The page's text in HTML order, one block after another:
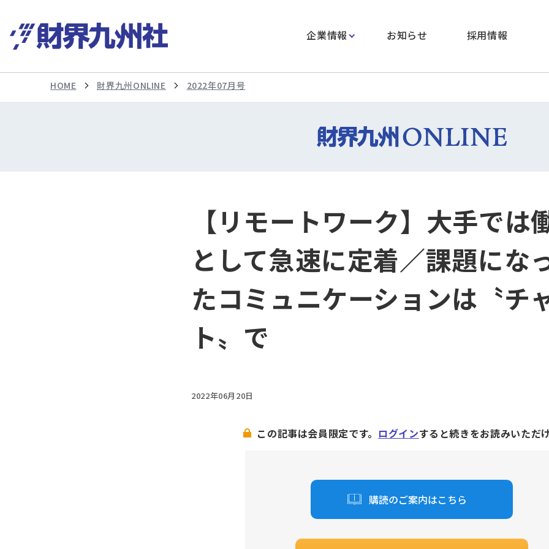
企業情報 お知らせ 採用情報
HOME 財界九州ONLINE 2022年07月号
【リモートワーク】大手では
として急速に定着／課題にな
たコミュニケーションは〝チ
ト〟で
2022年06月20日
この記事は会員限定です。 ログインすると続きをお読みいただけ
購読のご案内はこちら